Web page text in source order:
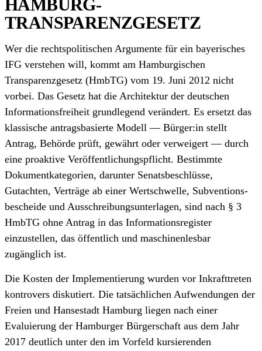
HAMBURG-
TRANSPARENZGESETZ
Wer die rechtspolitischen Argumente für ein bayerisches
IFG verstehen will, kommt am Hamburgischen
Transparenzgesetz (HmbTG) vom 19. Juni 2012 nicht
vorbei. Das Gesetz hat die Architektur der deutschen
Informationsfreiheit grundlegend verändert. Es ersetzt das
klassische antrags­basierte Modell — Bürger:in stellt
Antrag, Behörde prüft, gewährt oder verweigert — durch
eine proaktive Veröffentlichungs­pflicht. Bestimmte
Dokument­kategorien, darunter Senatsbeschlüsse,
Gutachten, Verträge ab einer Wert­schwelle, Subventions­
bescheide und Ausschreibungs­unterlagen, sind nach § 3
HmbTG ohne Antrag in das Informationsregister
einzustellen, das öffentlich und maschinen­lesbar
zugänglich ist.
Die Kosten der Implementierung wurden vor Inkrafttreten
kontrovers diskutiert. Die tatsächlichen Aufwendungen der
Freien und Hansestadt Hamburg liegen nach einer
Evaluierung der Hamburger Bürgerschaft aus dem Jahr
2017 deutlich unter den im Vorfeld kursierenden